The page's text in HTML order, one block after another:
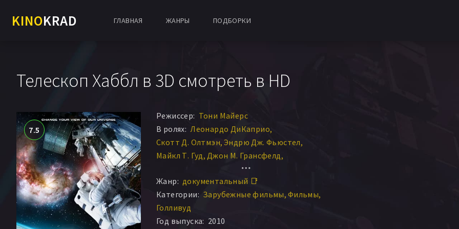
KINOKRAD ГЛАВНАЯ ЖАНРЫ ПОДБОРКИ
Телескоп Хаббл в 3D смотреть в HD
7.5
Режиссер: Тони Майерс
В ролях: Леонардо ДиКаприо
Скотт Д. Олтмэн Эндрю Дж. Фьюстел
Майкл Т. Гуд Джон М. Грансфелд
Майкл Дж. Массимино
Др. Меган МакАртур
Жанр: документальный 📑
Категории: Зарубежные фильмы Фильмы
Голливуд
Год выпуска: 2010